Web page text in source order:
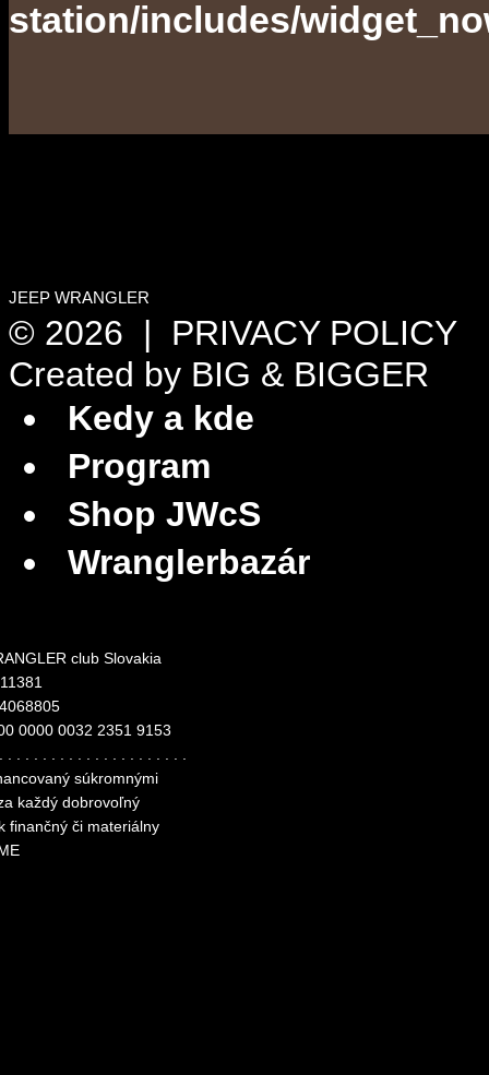
station/includes/
JEEP WRANGLER
© 2026 | PRIVACY POLICY
Created by BIG & BIGGER
Kedy a kde
Program
Shop JWcS
Wranglerbazár
club Slovakia
0000 0032 2351 9153
súkromnými
každý dobrovoľný
finančný či materiálny